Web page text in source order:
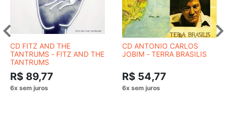
CD FITZ AND THE
TANTRUMS ‎- FITZ AND THE
TANTRUMS
R$ 89,77
CD ANTONIO CARLOS
JOBIM - TERRA BRASILIS
R$ 54,77